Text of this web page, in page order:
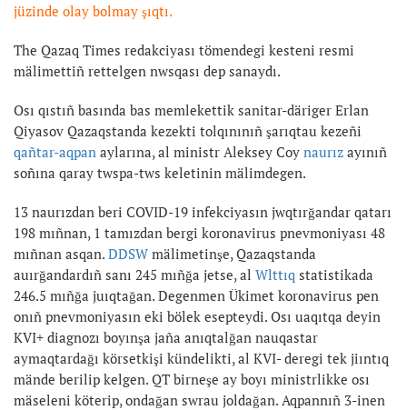
jüzinde olay bolmay şıqtı.
The Qazaq Times redakciyası tömendegi kesteni resmi
mälimettiñ rettelgen nwsqası dep sanaydı.
Osı qıstıñ basında bas memlekettik sanitar-däriger Erlan
Qiyasov Qazaqstanda kezekti tolqınınıñ şarıqtau kezeñi
qañtar-aqpan aylarına, al ministr Aleksey Coy naurız ayınıñ
soñına qaray twspa-tws keletinin mälimdegen.
13 naurızdan beri COVID-19 infekciyasın jwqtırğandar qatarı
198 mıñnan, 1 tamızdan bergi koronavirus pnevmoniyası 48
mıñnan asqan. DDSW mälimetinşe, Qazaqstanda
auırğandardıñ sanı 245 mıñğa jetse, al Wlttıq statistikada
246.5 mıñğa juıqtağan. Degenmen Ükimet koronavirus pen
onıñ pnevmoniyasın eki bölek esepteydi. Osı uaqıtqa deyin
KVI+ diagnozı boyınşa jaña anıqtalğan nauqastar
aymaqtardağı körsetkişi kündelikti, al KVI- deregi tek jiıntıq
mände berilip kelgen. QT birneşe ay boyı ministrlikke osı
mäseleni köterip, ondağan swrau joldağan. Aqpannıñ 3-inen